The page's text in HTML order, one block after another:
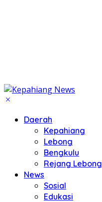
Daerah
Kepahiang
Lebong
Bengkulu
Rejang Lebong
News
Sosial
Edukasi